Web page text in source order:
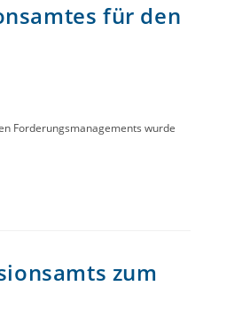
für den
Forderungsmanagements wurde
zum